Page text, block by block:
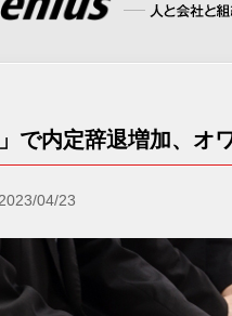
で内定辞退増加、
2023/04/23